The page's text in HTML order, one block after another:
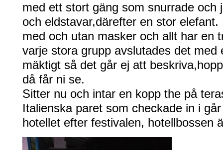
med ett stort gäng som snurrade och
och eldstavar,därefter en stor
med och utan masker och allt har en
varje stora grupp avslutades det med
mäktigt så det går ej att
då får ni se.
Sitter nu och intar en kopp the på
Italienska paret som checkade in i
hotellet efter festivalen, hotellbossen